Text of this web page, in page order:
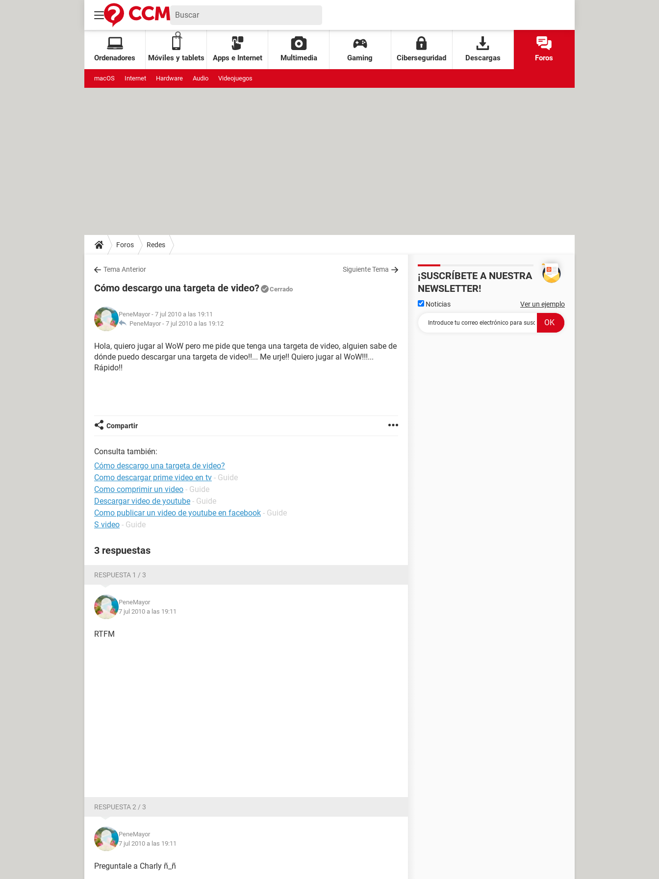
Ordenadores Móviles y tablets Apps e Internet Multimedia Gaming Ciberseguridad Descargas Foros
macOS Internet Hardware Audio Videojuegos
Foros Redes
Tema Anterior Siguiente Tema
Cómo descargo una targeta de video? Cerrado
PeneMayor - 7 jul 2010 a las 19:11
PeneMayor - 7 jul 2010 a las 19:12
Hola, quiero jugar al WoW pero me pide que tenga una targeta de video, alguien sabe de
dónde puedo descargar una targeta de video!!... Me urje!! Quiero jugar al WoW!!!...
Rápido!!
Compartir
Consulta también:
Cómo descargo una targeta de video?
Como descargar prime video en tv - Guide
Como comprimir un video - Guide
Descargar video de youtube - Guide
Como publicar un video de youtube en facebook - Guide
S video - Guide
3 respuestas
RESPUESTA 1 / 3
PeneMayor
7 jul 2010 a las 19:11
RTFM
RESPUESTA 2 / 3
PeneMayor
7 jul 2010 a las 19:11
Preguntale a Charly ñ_ñ
¡SUSCRÍBETE A NUESTRA
NEWSLETTER!
Noticias Ver un ejemplo